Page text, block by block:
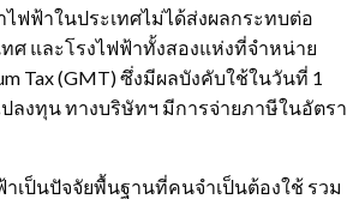
ฟฟ้าในประเทศไม่ได้ส่งผลกระทบต่อ
ศ และโรงไฟฟ้าทั้งสองแห่งที่จำหน่าย
Tax (GMT) ซึ่งมีผลบังคับใช้ในวันที่ 1
ลงทุน ทางบริษัทฯ มีการจ่ายภาษีในอัตรา
าเป็นปัจจัยพื้นฐานที่คนจำเป็นต้องใช้ รวม